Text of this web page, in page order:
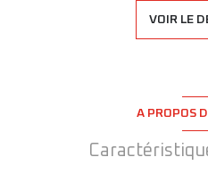
VOIR LE
A PROPOS